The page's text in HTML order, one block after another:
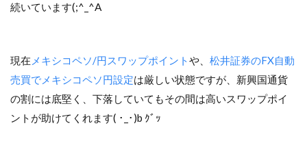
続いています(;^_^A
現在 メキシコペソ/円スワップポイントや、 松井証券のFX自動
売買でメキシコペソ円設定は厳しい状態ですが、新興国通貨
の割には底堅く、下落していてもその間は高いスワップポイ
ントが助けてくれます( ･_･)b ｸﾞｯ